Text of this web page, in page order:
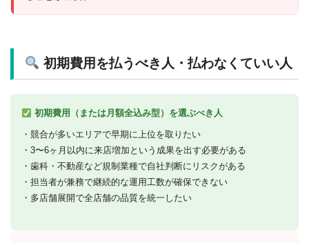
初期費用を払うべき人・払わなくていい人
初期費用（または月額全込み型）を選ぶべき人
・競合が多いエリアで早期に上位を取りたい
・3〜6ヶ月以内に来店増加という成果を出す必要がある
・歯科・不動産など規制業種で自社判断にリスクがある
・担当者が兼務で継続的な運用工数が確保できない
・多店舗展開で全店舗の品質を統一したい